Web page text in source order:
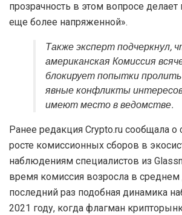
прозрачность в этом вопросе
еще более напряженной».
Также эксперт подчеркнул,
американская Комиссия
блокирует попытки
явные конфликты
имеют место в ведомстве.
Ранее редакция Crypto.ru сообщала
росте комиссионных сборов в
наблюдениям специалистов из
время комиссия возросла в среднем
последний раз подобная динамика
2021 году, когда флагман